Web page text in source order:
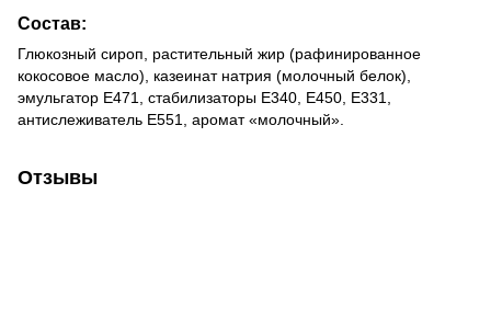
Состав:
Глюкозный сироп, растительный жир (рафинированное
кокосовое масло), казеинат натрия (молочный белок),
эмульгатор Е471, стабилизаторы Е340, Е450, Е331,
антислеживатель Е551, аромат «молочный».
Отзывы